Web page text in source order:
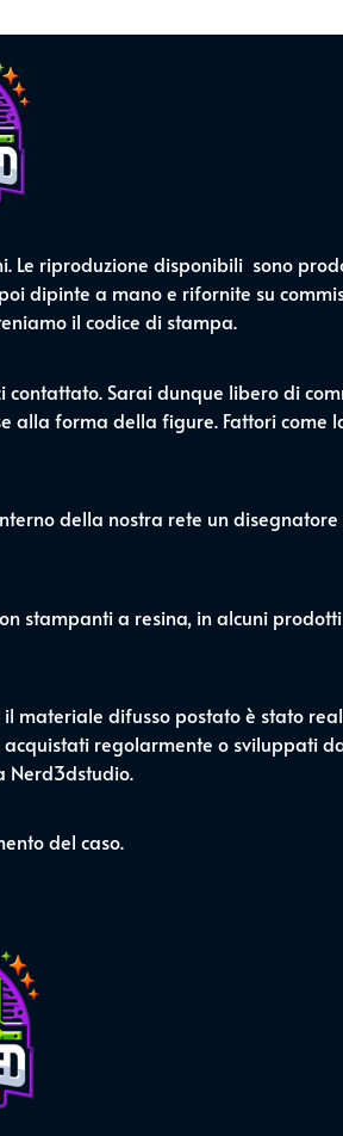
Le riproduzione disponibili sono
dipinte a mano e rifornite su
il codice di stampa.
Sarai dunque libero di
alla forma della figure. Fattori come
della nostra rete un
stampanti a resina, in alcuni
materiale difusso postato è stato
regolarmente o sviluppati
Nerd3dstudio.
del caso.